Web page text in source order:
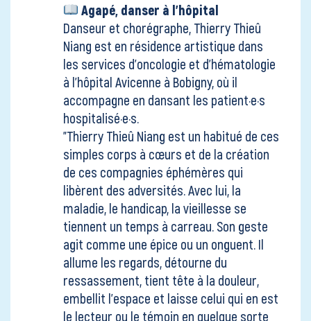
Agapé, danser à l'hôpital
Danseur et chorégraphe, Thierry Thieû
Niang est en résidence artistique dans
les services d’oncologie et d’hématologie
à l’hôpital Avicenne à Bobigny, où il
accompagne en dansant les patient·e·s
hospitalisé·e·s.
"Thierry Thieû Niang est un habitué de ces
simples corps à cœurs et de la création
de ces compagnies éphémères qui
libèrent des adversités. Avec lui, la
maladie, le handicap, la vieillesse se
tiennent un temps à carreau. Son geste
agit comme une épice ou un onguent. Il
allume les regards, détourne du
ressassement, tient tête à la douleur,
embellit l’espace et laisse celui qui en est
le lecteur ou le témoin en quelque sorte